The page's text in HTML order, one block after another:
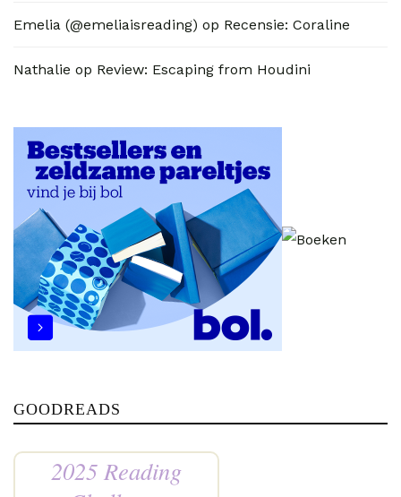
Emelia (@emeliaisreading) op Recensie: Coraline
Nathalie op Review: Escaping from Houdini
GOODREADS
2025 Reading